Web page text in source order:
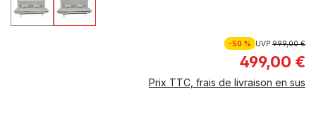
-50 % UVP999,00 €
499,00 €
Prix TTC, frais de livraison en sus